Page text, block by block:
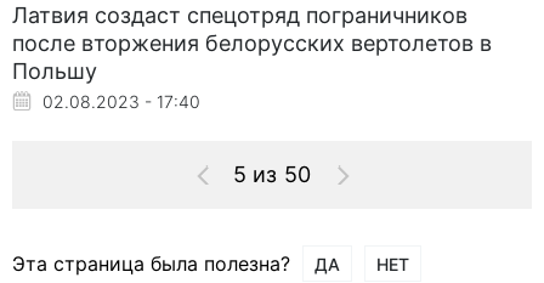
Латвия создаст спецотряд пограничников
после вторжения белорусских вертолетов в
Польшу
02.08.2023 - 17:40
5 из 50
Эта страница была полезна? ДА НЕТ